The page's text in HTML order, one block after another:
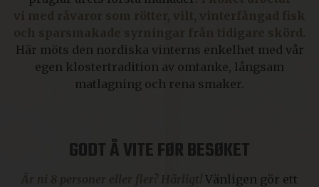
vi med råvaror som rötter, vilt, vinterfångad fisk
och sparsmakade syrningar från tidigare skörd.
Här möts den nordiska vinterns enkelhet med vår
egen klostertradition av omtanke, långsam
matlagning och rena smaker.
GODT Å VITE FØR BESØKET
Är ni 8 personer eller fler? Härligt! Vänligen gör ett